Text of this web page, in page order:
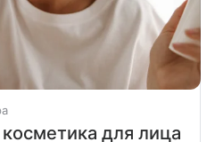
для лица